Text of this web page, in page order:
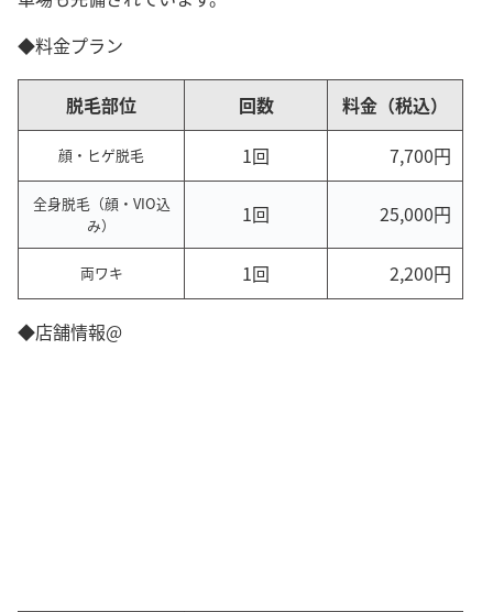
◆料金プラン
脱毛部位 回数 料金（税込）
顔・ヒゲ脱毛 1回 7,700円
全身脱毛（顔・VIO込
み）
1回 25,000円
両ワキ 1回 2,200円
◆店舗情報@